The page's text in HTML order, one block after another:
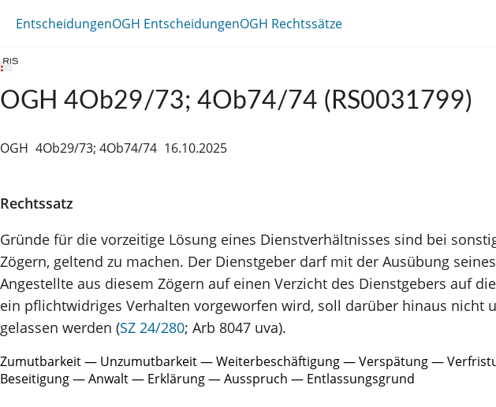
EntscheidungenOGH EntscheidungenOGH Rechtssätze
OGH 4Ob29/73; 4Ob74/74 (RS0031799)
OGH 4Ob29/73; 4Ob74/74 16.10.2025
Rechtssatz
Gründe für die vorzeitige Lösung eines Dienstverhältnisses sind bei
Zögern, geltend zu machen. Der Dienstgeber darf mit der Ausübung
Angestellte aus diesem Zögern auf einen Verzicht des Dienstgebers auf
ein pflichtwidriges Verhalten vorgeworfen wird, soll darüber hinaus
gelassen werden (SZ 24/280; Arb 8047 uva).
Zumutbarkeit — Unzumutbarkeit — Weiterbeschäftigung — Verspätung —
Beseitigung — Anwalt — Erklärung — Ausspruch — Entlassungsgrund